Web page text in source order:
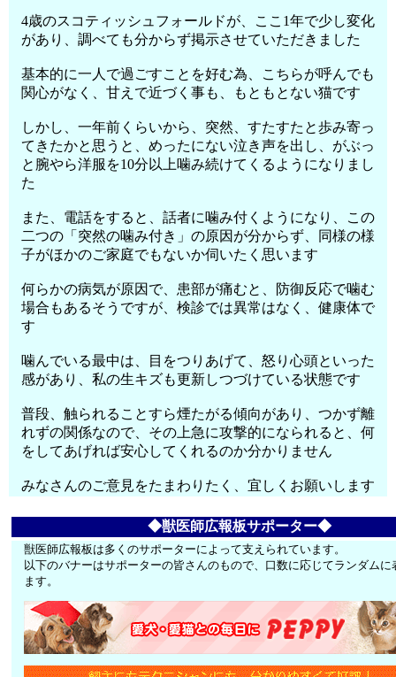
4歳のスコティッシュフォールドが、ここ1年で少し変化
があり、調べても分からず掲示させていただきました
基本的に一人で過ごすことを好む為、こちらが呼んでも
関心がなく、甘えで近づく事も、もともとない猫です
しかし、一年前くらいから、突然、すたすたと歩み寄っ
てきたかと思うと、めったにない泣き声を出し、がぶっ
と腕やら洋服を10分以上噛み続けてくるようになりまし
た
また、電話をすると、話者に噛み付くようになり、この
二つの「突然の噛み付き」の原因が分からず、同様の様
子がほかのご家庭でもないか伺いたく思います
何らかの病気が原因で、患部が痛むと、防御反応で噛む
場合もあるそうですが、検診では異常はなく、健康体で
す
噛んでいる最中は、目をつりあげて、怒り心頭といった
感があり、私の生キズも更新しつづけている状態です
普段、触られることすら煙たがる傾向があり、つかず離
れずの関係なので、その上急に攻撃的になられると、何
をしてあげれば安心してくれるのか分かりません
みなさんのご意見をたまわりたく、宜しくお願いします
◆獣医師広報板サポーター◆
獣医師広報板は多くのサポーターによって支えられています。
以下のバナーはサポーターの皆さんのもので、口数に応じてランダムに
ます。